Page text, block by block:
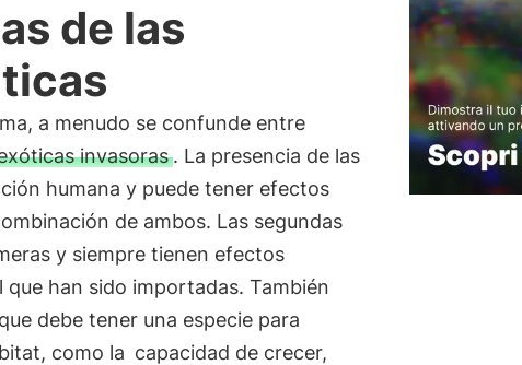
de las
a menudo se confunde entre
invasoras. La presencia de las
humana y puede tener efectos
de ambos. Las segundas
y siempre tienen efectos
han sido importadas. También
debe tener una especie para
como la capacidad de crecer,